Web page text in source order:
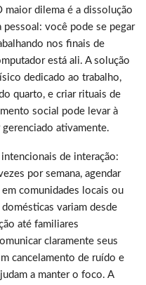
maior dilema é a dissolução
você pode se pegar
nos finais de
está ali. A solução
dedicado ao trabalho,
quarto, e criar rituais de
social pode levar à
ativamente.
de interação:
por semana, agendar
comunidades locais ou
variam desde
até familiares
claramente seus
cancelamento de ruído e
a manter o foco. A